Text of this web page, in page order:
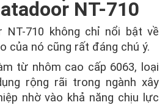
NT-710
NT-710 không chỉ nổi bật về
của nó cũng rất đáng chú ý.
từ nhôm cao cấp 6063, loại
rộng rãi trong ngành xây
nhờ vào khả năng chịu lực